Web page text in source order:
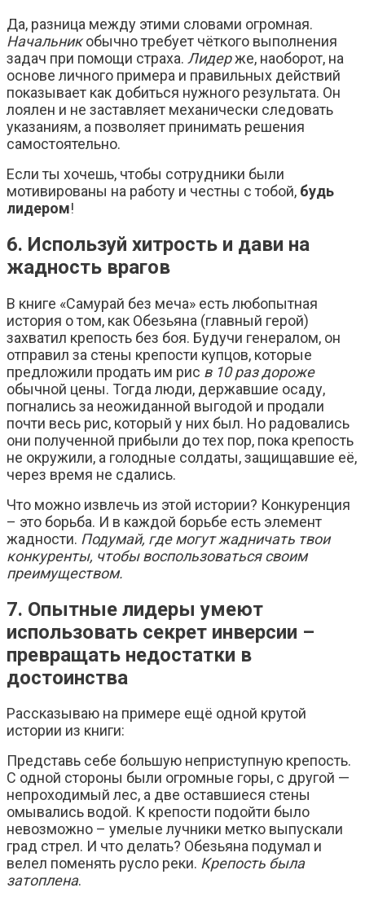
Да, разница между этими словами огромная.
Начальникобычно требует чёткого выполнения
задач при помощи страха. Лидерже, наоборот, на
основе личного примера и правильных действий
показывает как добиться нужного результата. Он
лоялен и не заставляет механически следовать
указаниям, а позволяет принимать решения
самостоятельно.
Если ты хочешь, чтобы сотрудники были
мотивированы на работу и честны с тобой, будь
лидером!
6. Используй хитрость и дави на
жадность врагов
В книге «Самурай без меча» есть любопытная
история о том, как Обезьяна (главный герой)
захватил крепость без боя. Будучи генералом, он
отправил за стены крепости купцов, которые
предложили продать им рис в 10 раз дороже
обычной цены. Тогда люди, державшие осаду,
погнались за неожиданной выгодой и продали
почти весь рис, который у них был. Но радовались
они полученной прибыли до тех пор, пока крепость
не окружили, а голодные солдаты, защищавшие её,
через время не сдались.
Что можно извлечь из этой истории? Конкуренция
– это борьба. И в каждой борьбе есть элемент
жадности. Подумай, где могут жадничать твои
конкуренты, чтобы воспользоваться своим
преимуществом.
7. Опытные лидеры умеют
использовать секрет инверсии –
превращать недостатки в
достоинства
Рассказываю на примере ещё одной крутой
истории из книги:
Представь себе большую неприступную крепость.
С одной стороны были огромные горы, с другой —
непроходимый лес, а две оставшиеся стены
омывались водой. К крепости подойти было
невозможно – умелые лучники метко выпускали
град стрел. И что делать? Обезьяна подумал и
велел поменять русло реки. Крепость была
затоплена.